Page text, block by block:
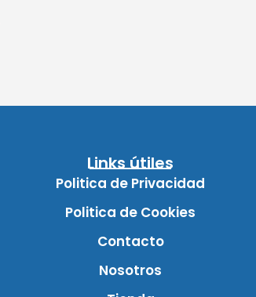
Links útiles
Politica de Privacidad
Politica de Cookies
Contacto
Nosotros